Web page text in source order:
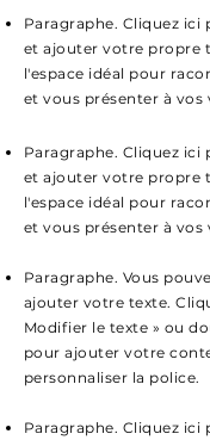
Paragraphe. Cliquez
et ajouter votre propre
l'espace idéal pour
et vous présenter à vos
Paragraphe. Cliquez
et ajouter votre propre
l'espace idéal pour
et vous présenter à vos
Paragraphe. Vous
ajouter votre texte.
Modifier le texte » ou
pour ajouter votre
personnaliser la police.
Paragraphe. Cliquez